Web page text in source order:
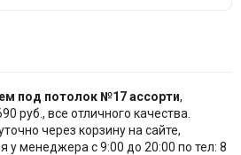
под потолок №17 ассорти,
руб., все отличного качества.
через корзину на сайте,
у менеджера с 9:00 до 20:00 по тел: 8